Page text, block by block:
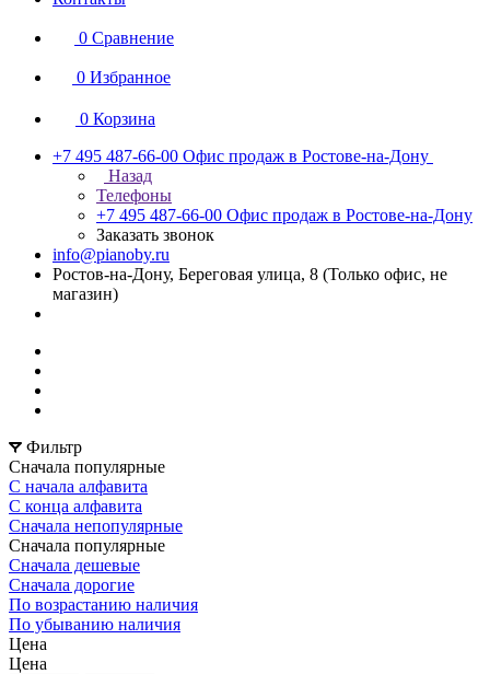
0 Сравнение
0 Избранное
0 Корзина
+7 495 487-66-00 Офис продаж в Ростове-на-Дону
Назад
Телефоны
+7 495 487-66-00 Офис продаж в Ростове-на-Дону
Заказать звонок
info@pianoby.ru
Ростов-на-Дону, Береговая улица, 8 (Только офис, не
магазин)
Фильтр
Сначала популярные
С начала алфавита
С конца алфавита
Сначала непопулярные
Сначала популярные
Сначала дешевые
Сначала дорогие
По возрастанию наличия
По убыванию наличия
Цена
Цена